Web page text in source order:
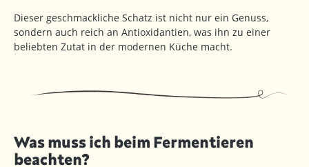
Dieser geschmackliche Schatz ist nicht nur ein Genuss,
sondern auch reich an Antioxidantien, was ihn zu einer
beliebten Zutat in der modernen Küche macht.
Was muss ich beim Fermentieren
beachten?